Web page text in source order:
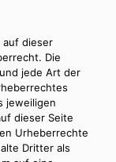
auf dieser
Die
jede Art der
jeweiligen
dieser Seite
Urheberrechte
Dritter als